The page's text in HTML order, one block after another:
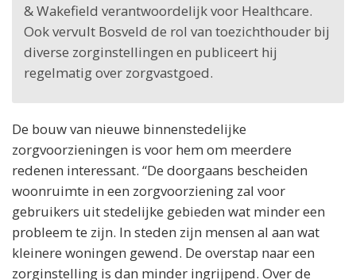
& Wakefield verantwoordelijk voor Healthcare.
Ook vervult Bosveld de rol van toezichthouder bij
diverse zorginstellingen en publiceert hij
regelmatig over zorgvastgoed.
De bouw van nieuwe binnenstedelijke
zorgvoorzieningen is voor hem om meerdere
redenen interessant. “De doorgaans bescheiden
woonruimte in een zorgvoorziening zal voor
gebruikers uit stedelijke gebieden wat minder een
probleem te zijn. In steden zijn mensen al aan wat
kleinere woningen gewend. De overstap naar een
zorginstelling is dan minder ingrijpend. Over de